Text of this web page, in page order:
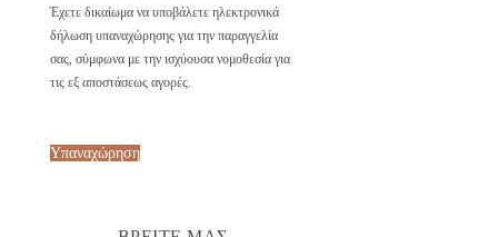
Έχετε δικαίωμα να υποβάλετε ηλεκτρονικά
δήλωση υπαναχώρησης για την παραγγελία
σας, σύμφωνα με την ισχύουσα νομοθεσία για
τις εξ αποστάσεως αγορές.
Υπαναχώρηση